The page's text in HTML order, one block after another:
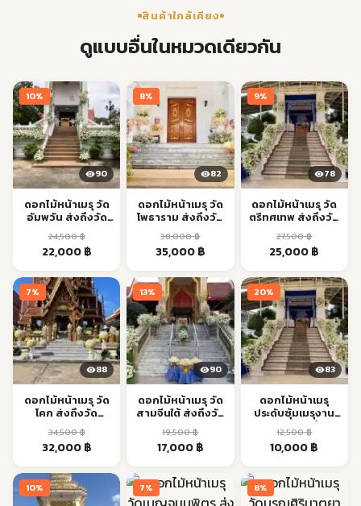
สินค้าใกล้เคียง
ดูแบบอื่นในหมวดเดียวกัน
10%
90
ดอกไม้หน้าเมรุ วัด
อัมพวัน ส่งถึงวัด
กรุงเทพฯ | Aorest
24,500฿
Original
was:
24,500 ฿.
22,000฿Current
is:
22,000 ฿.
8%
82
ดอกไม้หน้าเมรุ วัด
โพธาราม ส่งถึงวัด
กรุงเทพฯ | Aorest
38,000฿
Original
was:
38,000 ฿.
35,000฿Current
is:
35,000 ฿.
9%
78
ดอกไม้หน้าเมรุ วัด
ตรีทศเทพ ส่งถึงวัด
กรุงเทพฯ | Aorest
27,500฿
Original
was:
27,500 ฿.
25,000฿
is:
25,000
7%
88
ดอกไม้หน้าเมรุ วัด
โคก ส่งถึงวัด
กรุงเทพฯ | Aorest
34,500฿
Original
was:
34,500 ฿.
32,000฿Current
is:
32,000 ฿.
13%
90
ดอกไม้หน้าเมรุ วัด
สามจีนใต้ ส่งถึงวัด
กรุงเทพฯ | Aorest
19,500฿
Original
was:
19,500 ฿.
17,000฿Current
17,000 ฿.
20%
83
ดอกไม้หน้าเมรุ
ประดับซุ้มเมรุงาน
ฌาปนกิจ ส่งถึงวัด
ทั่วกรุงเทพฯ เริ่ม
10,000 | Aorest
12,500฿
Original
was:
12,500 ฿.
10,000฿
10,000
10% 7% 8%